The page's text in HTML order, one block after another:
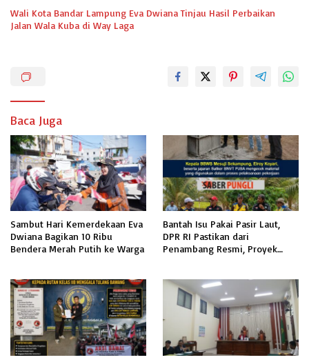
Wali Kota Bandar Lampung Eva Dwiana Tinjau Hasil Perbaikan
Jalan Wala Kuba di Way Laga
Baca Juga
Sambut Hari Kemerdekaan Eva
Dwiana Bagikan 10 Ribu
Bendera Merah Putih ke Warga
Bantah Isu Pakai Pasir Laut,
DPR RI Pastikan dari
Penambang Resmi, Proyek